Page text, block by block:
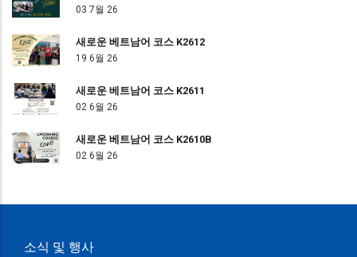
03 7월 26
새로운 베트남어 코스 K2612
19 6월 26
새로운 베트남어 코스 K2611
02 6월 26
새로운 베트남어 코스 K2610B
02 6월 26
소식 및 행사